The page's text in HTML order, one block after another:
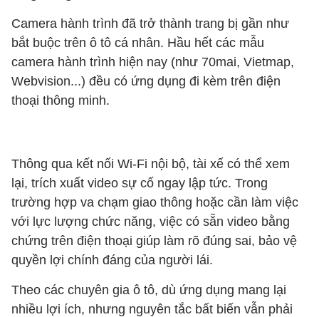
Camera hành trình đã trở thành trang bị gần như
bắt buộc trên ô tô cá nhân. Hầu hết các mẫu
camera hành trình hiện nay (như 70mai, Vietmap,
Webvision...) đều có ứng dụng đi kèm trên điện
thoại thông minh.
Thông qua kết nối Wi-Fi nội bộ, tài xế có thể xem
lại, trích xuất video sự cố ngay lập tức. Trong
trường hợp va chạm giao thông hoặc cần làm việc
với lực lượng chức năng, việc có sẵn video bằng
chứng trên điện thoại giúp làm rõ đúng sai, bảo vệ
quyền lợi chính đáng của người lái.
Theo các chuyên gia ô tô, dù ứng dụng mang lại
nhiều lợi ích, nhưng nguyên tắc bất biến vẫn phải